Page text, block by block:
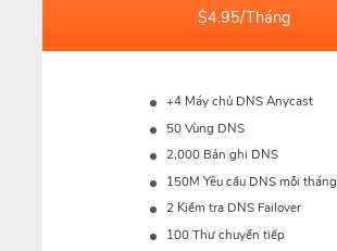
$4.95/Tháng
+4 Máy chủ DNS Anycast
50 Vùng DNS
2,000 Bản ghi DNS
150M Yêu cầu DNS mỗi tháng
2 Kiểm tra DNS Failover
100 Thư chuyển tiếp